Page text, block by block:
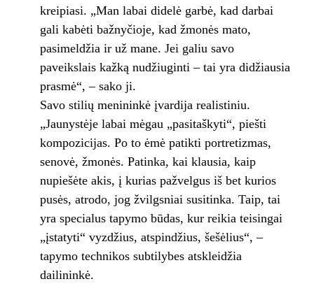
kreipiasi. „Man labai didelė garbė, kad darbai
gali kabėti bažnyčioje, kad žmonės mato,
pasimeldžia ir už mane. Jei galiu savo
paveikslais kažką nudžiuginti – tai yra didžiausia
prasmė“, – sako ji.
Savo stilių menininkė įvardija realistiniu.
„Jaunystėje labai mėgau „pasitaškyti“, piešti
kompozicijas. Po to ėmė patikti portretizmas,
senovė, žmonės. Patinka, kai klausia, kaip
nupiešėte akis, į kurias pažvelgus iš bet kurios
pusės, atrodo, jog žvilgsniai susitinka. Taip, tai
yra specialus tapymo būdas, kur reikia teisingai
„įstatyti“ vyzdžius, atspindžius, šešėlius“, –
tapymo technikos subtilybes atskleidžia
dailininkė.